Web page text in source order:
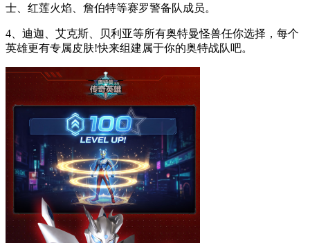
士、红莲火焰、詹伯特等赛罗警备队成员。
4、迪迦、艾克斯、贝利亚等所有奥特曼怪兽任你选择，每个
英雄更有专属皮肤!快来组建属于你的奥特战队吧。